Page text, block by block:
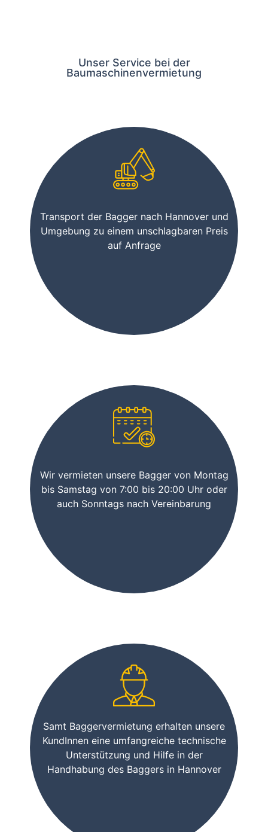
Unser Service bei der
Baumaschinenvermietung
Transport der Bagger nach Hannover und
Umgebung zu einem unschlagbaren Preis
auf Anfrage
Wir vermieten unsere Bagger von Montag
bis Samstag von 7:00 bis 20:00 Uhr oder
auch Sonntags nach Vereinbarung
Samt Baggervermietung erhalten unsere
KundInnen eine umfangreiche technische
Unterstützung und Hilfe in der
Handhabung des Baggers in Hannover